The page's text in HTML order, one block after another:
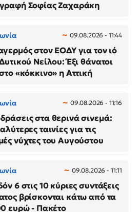
Σοφίας Ζαχαράκη
09.08.2026 - 11:44
στον ΕΟΔΥ για τον ιό
Νείλου: Έξι θάνατοι
«κόκκινο» η Αττική
09.08.2026 - 11:16
στα θερινά σινεμά:
ταινίες για τις
νύχτες του Αυγούστου
09.08.2026 - 11:11
6 στις 10 κύριες συντάξεις
βρίσκονται κάτω από τα
ευρώ - Πακέτο